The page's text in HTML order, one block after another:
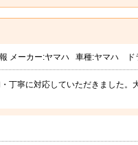
メーカー:ヤマハ 車種:ヤマハ ド
丁寧に対応していただきました